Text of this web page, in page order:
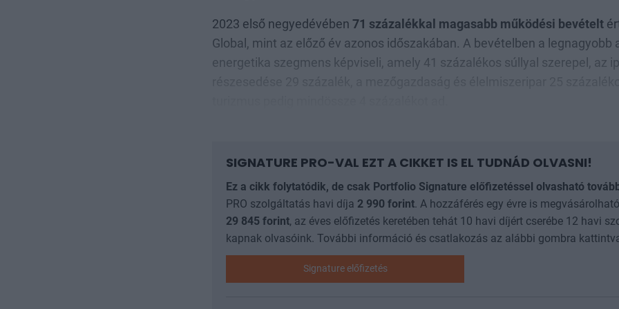
2023 első negyedévében 71 százalékkal magasabb működési bevételt
Global, mint az előző év azonos időszakában. A bevételben a legnagyobb
energetika szegmens képviseli, amely 41 százalékos súllyal szerepel, az
SIGNATURE PRO-VAL EZT A CIKKET IS EL TUDNÁD OLVASNI!
Ez a cikk folytatódik, de csak Portfolio Signature előfizetéssel olvasható
PRO szolgáltatás havi díja 2 990 forint. A hozzáférés egy évre is
29 845 forint, az éves előfizetés keretében tehát 10 havi díjért cserébe 12 havi
kapnak olvasóink. További információ és csatlakozás az alábbi gombra
Signature előfizetés